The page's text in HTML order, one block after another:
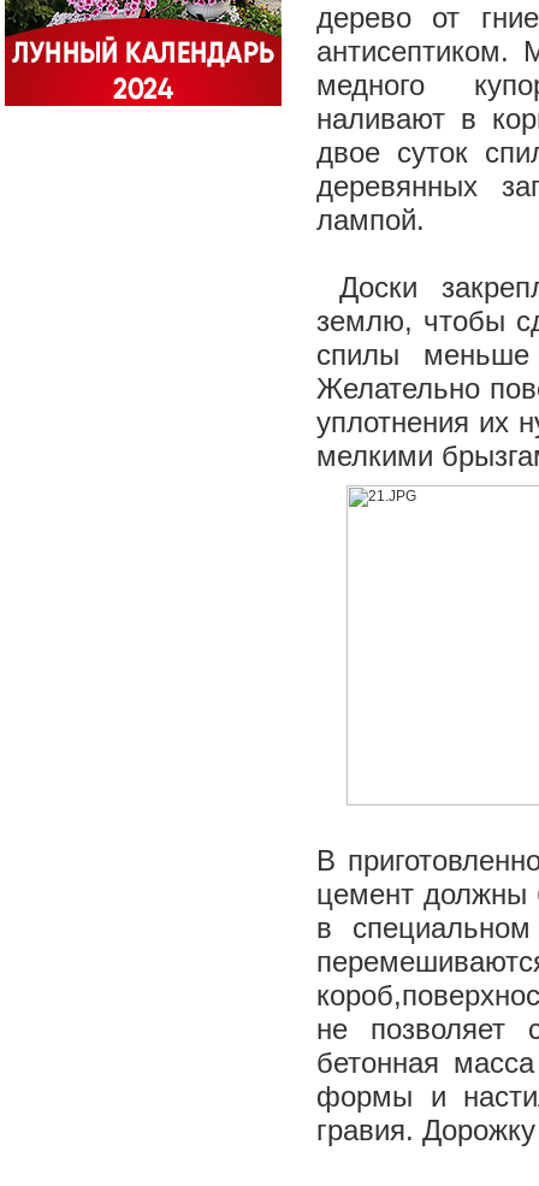
дерево от
антисептиком.
медного
наливают в
двое суток
деревянных
лампой.
Доски
землю, чтобы
спилы
Желательно
уплотнения их
мелкими
В
цемент должны
в
не позволяет
бетонная
формы и
гравия.